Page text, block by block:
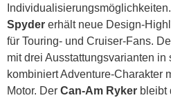
Spyder erhält neue Design-
für Touring- und Cruiser-Fans.
mit drei Ausstattungsvarianten
kombiniert Adventure-Charakter
Motor. Der Can-Am Ryker bleibt